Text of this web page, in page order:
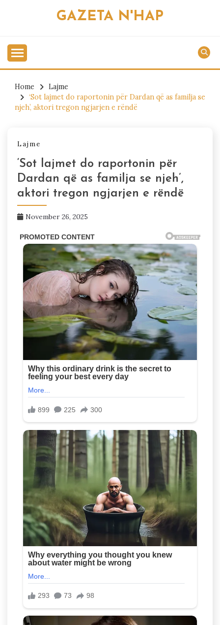
GAZETA N'HAP
Home
Lajme
‘Sot lajmet do raportonin për Dardan që as familja se
njeh’, aktori tregon ngjarjen e rëndë
Lajme
‘Sot lajmet do raportonin për
Dardan që as familja se njeh’,
aktori tregon ngjarjen e rëndë
November 26, 2025